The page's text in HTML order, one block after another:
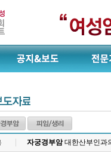
자궁경부암대한산부인과